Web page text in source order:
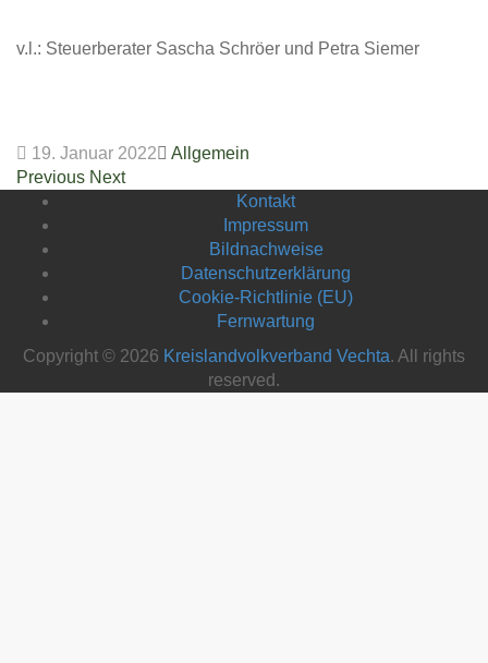
v.l.: Steuerberater Sascha Schröer und Petra Siemer
19. Januar 2022
Allgemein
Previous Next
Kontakt
Impressum
Bildnachweise
Datenschutzerklärung
Cookie-Richtlinie (EU)
Fernwartung
Copyright © 2026 Kreislandvolkverband Vechta. All rights
reserved.